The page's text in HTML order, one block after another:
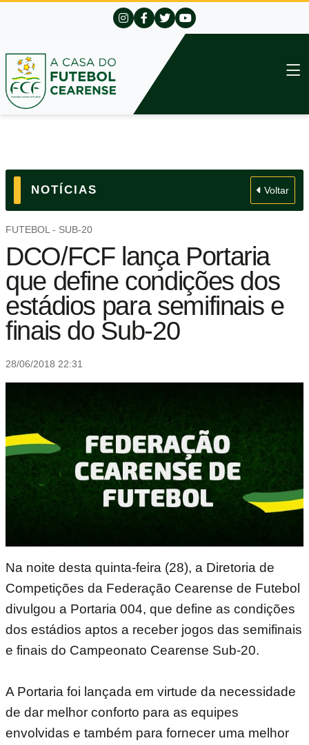
NOTÍCIAS Voltar
FUTEBOL - SUB-20
DCO/FCF lança Portaria
que define condições dos
estádios para semifinais e
finais do Sub-20
28/06/2018 22:31
Na noite desta quinta-feira (28), a Diretoria de
Competições da Federação Cearense de Futebol
divulgou a Portaria 004, que define as condições
dos estádios aptos a receber jogos das semifinais
e finais do Campeonato Cearense Sub-20.
A Portaria foi lançada em virtude da necessidade
de dar melhor conforto para as equipes
envolvidas e também para fornecer uma melhor